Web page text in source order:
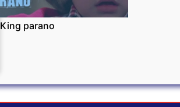
King parano